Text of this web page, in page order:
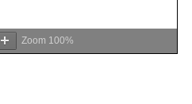
Zoom 100%